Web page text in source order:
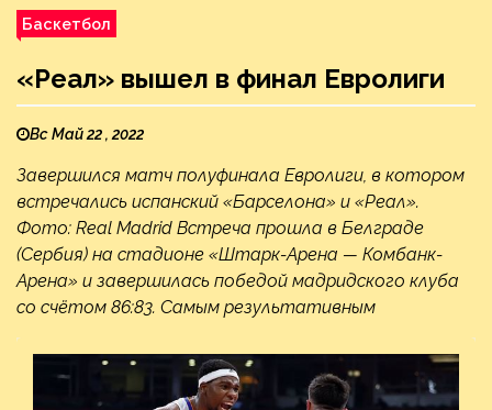
Баскетбол
«Реал» вышел в финал Евролиги
Вс Май 22 , 2022
Завершился матч полуфинала Евролиги, в котором
встречались испанский «Барселона» и «Реал».
Фото: Real Madrid Встреча прошла в Белграде
(Сербия) на стадионе «Штарк-Арена — Комбанк-
Арена» и завершилась победой мадридского клуба
со счётом 86:83. Самым результативным